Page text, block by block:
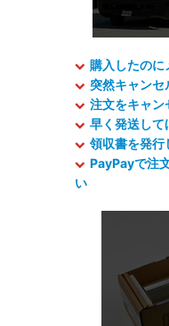
購入したのに
突然キャンセ
注文をキャン
早く発送して
領収書を発行
PayPayで注
い